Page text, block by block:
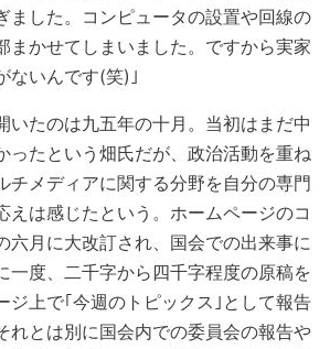
ました。コンピュータの設置や回線の
まかせてしまいました。ですから実家
ないんです(笑)｣
たのは九五年の十月。当初はまだ中
ったという畑氏だが、政治活動を重ね
チメディアに関する分野を自分の専門
えは感じたという。ホームページのコ
六月に大改訂され、国会での出来事に
一度、二千字から四千字程度の原稿を
ジ上で｢今週のトピックス｣として報告
れとは別に国会内での委員会の報告や